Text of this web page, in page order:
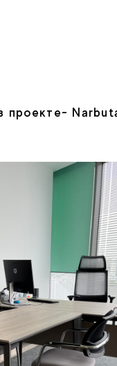
проекте-